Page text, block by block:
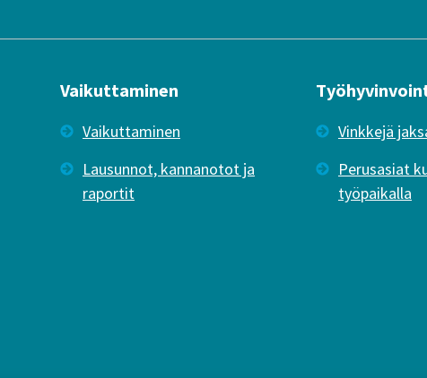
Vaikuttaminen
Vaikuttaminen
Lausunnot, kannanotot ja
raportit
Vinkkejä
Perusasiat
työpaikalla